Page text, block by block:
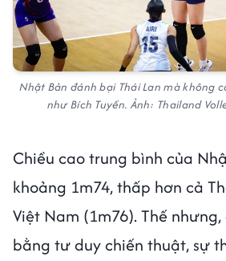
Nhật Bản đánh bại Thái Lan mà không
như Bích Tuyền. Ảnh: Thailand
Chiều cao trung bình của
khoảng 1m74, thấp hơn cả
Việt Nam (1m76). Thế
bằng tư duy chiến thuật, sự